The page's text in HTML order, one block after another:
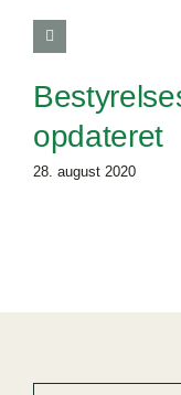
opdateret
28. august 2020